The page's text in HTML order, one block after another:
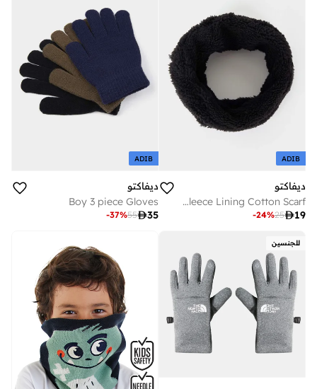
ADIB
ديفاكتو
Boy Polar Fleece Lining Cotton Scarf
19
25
-24%
ADIB
ديفاكتو
Boy 3 piece Gloves
35
55
-37%
للجنسين